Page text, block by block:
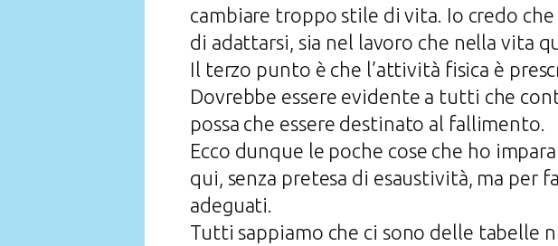
cambiare troppo stile di vita. Io credo
di adattarsi, sia nel lavoro che nella vita
Il terzo punto è che l’attività fisica è
Dovrebbe essere evidente a tutti che
possa che essere destinato al fallimento.
Ecco dunque le poche cose che ho
qui, senza pretesa di esaustività, ma per
adeguati.
Tutti sappiamo che ci sono delle